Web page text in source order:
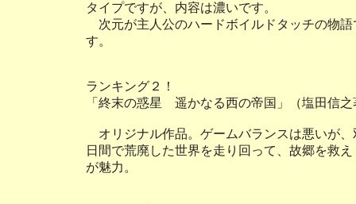
タイプですが、内容は濃いです。
次元が主人公のハードボイルドタッチの物
す。
ランキング２！
「終末の惑星 遥かなる西の帝国」（塩田信之
オリジナル作品。ゲームバランスは悪いが
日間で荒廃した世界を走り回って、故郷を救
が魅力。